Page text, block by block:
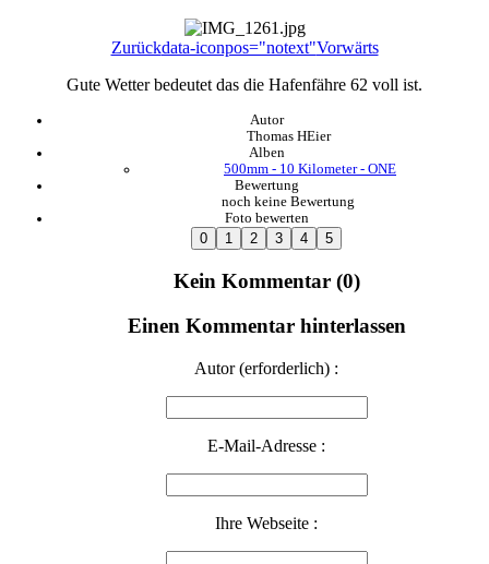
Zurückdata-iconpos="notext"Vorwärts
Gute Wetter bedeutet das die Hafenfähre 62 voll ist.
Autor
Thomas HEier
Alben
500mm - 10 Kilometer - ONE
Bewertung
noch keine Bewertung
Foto bewerten
Kein Kommentar (0)
Einen Kommentar hinterlassen
Autor (erforderlich) :
E-Mail-Adresse :
Ihre Webseite :